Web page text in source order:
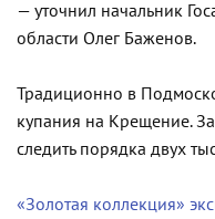
— уточнил начальник
области Олег Баженов.
Традиционно в
купания на Крещение.
следить порядка двух
«Золотая коллекция»